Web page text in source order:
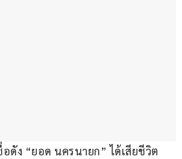
ดัง “ยอด นครนายก” ได้เสียชีวิต